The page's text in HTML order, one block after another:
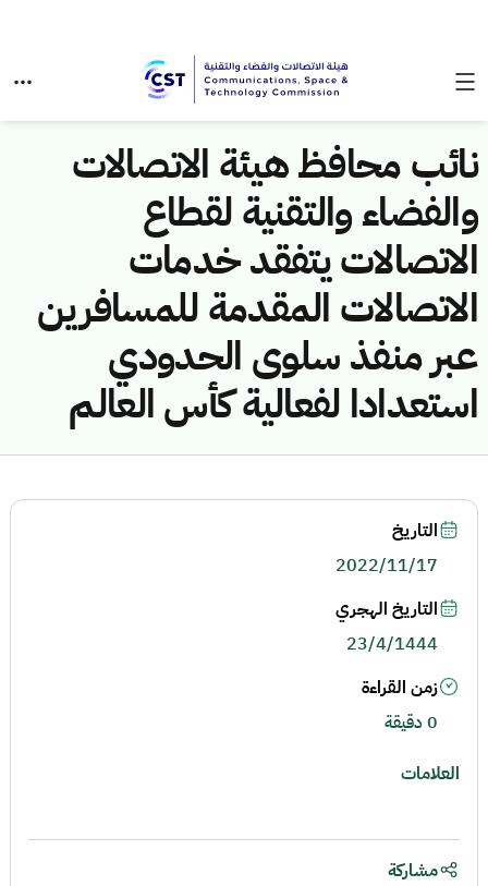
نائب محافظ هيئة الاتصالات
والفضاء والتقنية لقطاع
الاتصالات يتفقد خدمات
الاتصالات المقدمة للمسافرين
عبر منفذ سلوى الحدودي
استعدادا لفعالية كأس العالم
التاريخ
2022/11/17
التاريخ الهجري
23/4/1444
زمن القراءة
0 دقيقة
العلامات
مشاركة